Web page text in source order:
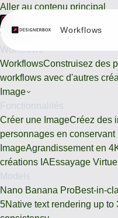
Aller au contenu principal
Workflows
Workflows
WorkflowsConstruisez des
workflows avec d'autres
Image
Fonctionnalités
Créer une ImageCréez des
personnages en conservant
ImageAgrandissement en
créations IAEssayage Virtuel
Models
Nano Banana ProBest-in-
5Native text rendering up to
Workflows